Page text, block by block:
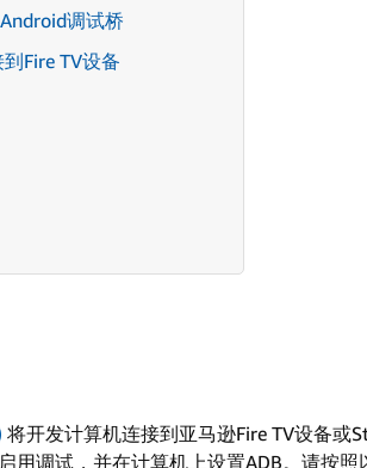
调试桥
Fire TV设备
将开发计算机连接到亚马逊Fire TV设备或
用调试，并在计算机上设置ADB。请按照